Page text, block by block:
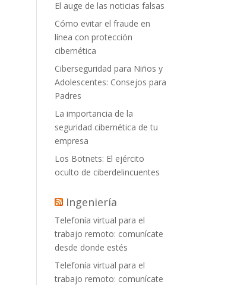
El auge de las noticias falsas
Cómo evitar el fraude en
línea con protección
cibernética
Ciberseguridad para Niños y
Adolescentes: Consejos para
Padres
La importancia de la
seguridad cibernética de tu
empresa
Los Botnets: El ejército
oculto de ciberdelincuentes
Ingeniería
Telefonía virtual para el
trabajo remoto: comunícate
desde donde estés
Telefonía virtual para el
trabajo remoto: comunícate